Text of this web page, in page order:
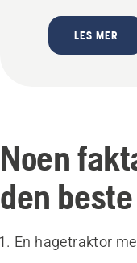
LES MER
Noen
den
En hagetraktor